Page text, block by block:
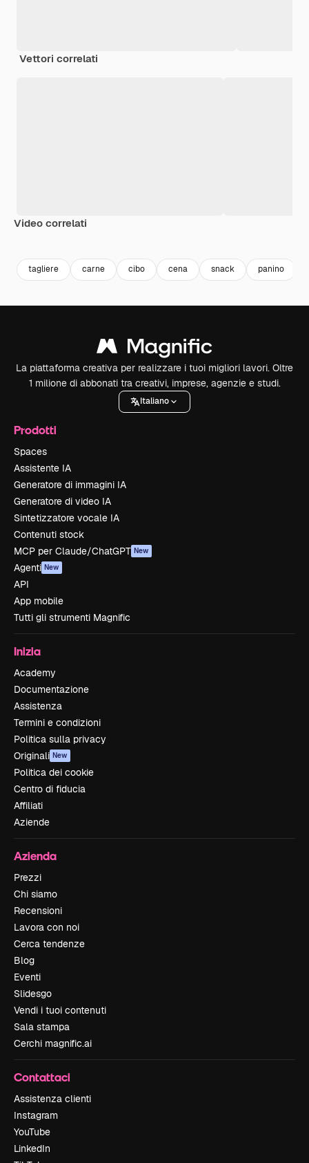
Vettori correlati
Video correlati
tagliere carne cibo cena snack panino
La piattaforma creativa per realizzare i tuoi migliori lavori. Oltre
1 milione di abbonati tra creativi, imprese, agenzie e studi.
Italiano
Prodotti
Spaces
Assistente IA
Generatore di immagini IA
Generatore di video IA
Sintetizzatore vocale IA
Contenuti stock
MCP per Claude/ChatGPT New
Agenti New
API
App mobile
Tutti gli strumenti Magnific
Inizia
Academy
Documentazione
Assistenza
Termini e condizioni
Politica sulla privacy
Originali New
Politica dei cookie
Centro di fiducia
Affiliati
Aziende
Azienda
Prezzi
Chi siamo
Recensioni
Lavora con noi
Cerca tendenze
Blog
Eventi
Slidesgo
Vendi i tuoi contenuti
Sala stampa
Cerchi magnific.ai
Contattaci
Assistenza clienti
Instagram
YouTube
LinkedIn